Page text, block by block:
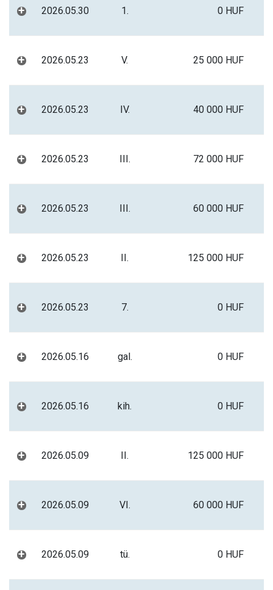
+ 2026.05.30 1. 0 HUF
+ 2026.05.23 V. 25 000 HUF
+ 2026.05.23 IV. 40 000 HUF
+ 2026.05.23 III. 72 000 HUF
+ 2026.05.23 III. 60 000 HUF
+ 2026.05.23 II. 125 000 HUF
+ 2026.05.23 7. 0 HUF
+ 2026.05.16 gal. 0 HUF
+ 2026.05.16 kih. 0 HUF
+ 2026.05.09 II. 125 000 HUF
+ 2026.05.09 VI. 60 000 HUF
+ 2026.05.09 tü. 0 HUF